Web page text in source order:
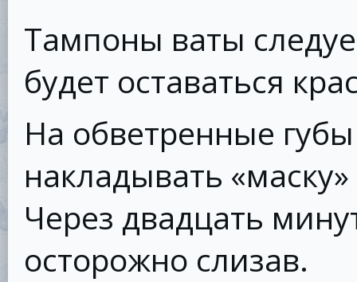
Тампоны ваты
будет оставаться
На обветренные
накладывать
Через двадцать
осторожно слизав.